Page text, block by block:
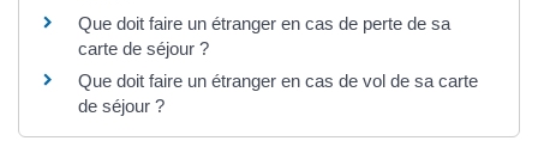
Que doit faire un étranger en cas de perte de sa
carte de séjour ?
Que doit faire un étranger en cas de vol de sa carte
de séjour ?